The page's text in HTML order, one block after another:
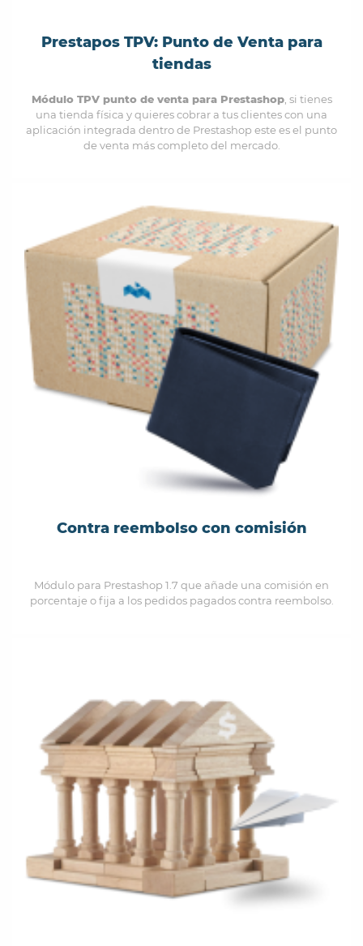
Prestapos TPV: Punto de Venta para
tiendas
Módulo TPV punto de venta para Prestashop, si tienes
una tienda física y quieres cobrar a tus clientes con una
aplicación integrada dentro de Prestashop este es el punto
de venta más completo del mercado.
Contra reembolso con comisión
Módulo para Prestashop 1.7 que añade una comisión en
porcentaje o fija a los pedidos pagados contra reembolso.